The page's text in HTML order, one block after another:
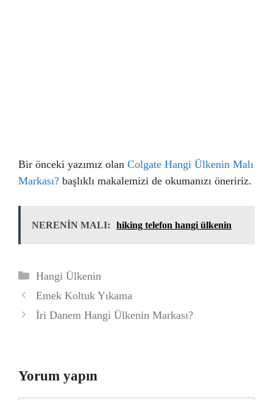
Bir önceki yazımız olan Colgate Hangi Ülkenin Malı
Markası? başlıklı makalemizi de okumanızı öneririz.
NERENİN MALI: hiking telefon hangi ülkenin
Kategoriler
Hangi Ülkenin
Emek Koltuk Yıkama
İri Danem Hangi Ülkenin Markası?
Yorum yapın